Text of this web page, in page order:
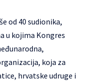
od 40 sudionika,
u kojima Kongres
koja za
hrvatske udruge i